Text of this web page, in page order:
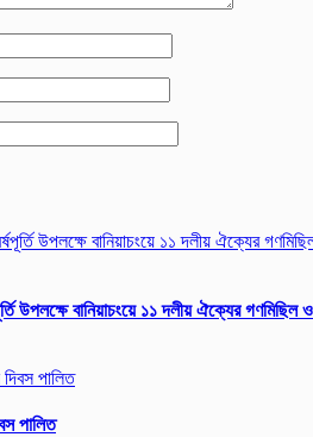
উপলক্ষে বানিয়াচংয়ে ১১ দলীয় ঐক্যের গণমিছিল ও
পালিত